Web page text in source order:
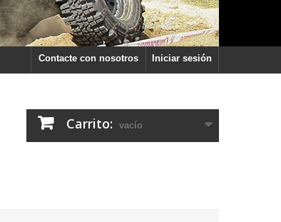
Iniciar sesión
Contacte con nosotros
Carrito: vacío